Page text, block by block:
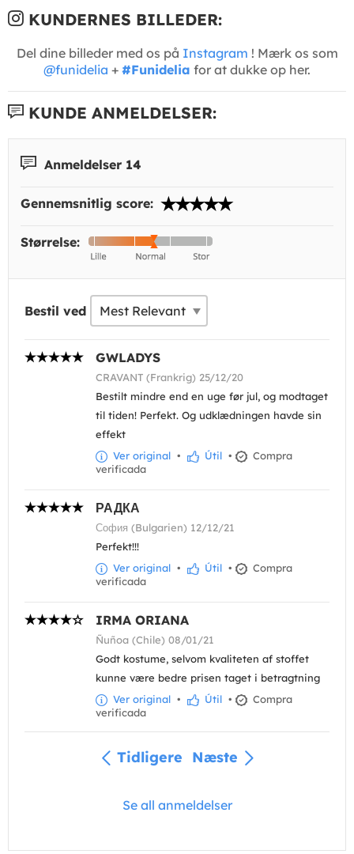
KUNDERNES BILLEDER:
Del dine billeder med os på Instagram ! Mærk os som
@funidelia + #Funidelia for at dukke op her.
KUNDE ANMELDELSER:
Anmeldelser 14
Gennemsnitlig score:
Størrelse:
Bestil ved
GWLADYS
CRAVANT (Frankrig) 25/12/20
Bestilt mindre end en uge før jul, og modtaget
til tiden! Perfekt. Og udklædningen havde sin
effekt
Ver original • Útil •
Compra
verificada
РАДКА
София (Bulgarien) 12/12/21
Perfekt!!!
Ver original • Útil •
Compra
verificada
IRMA ORIANA
Ñuñoa (Chile) 08/01/21
Godt kostume, selvom kvaliteten af stoffet
kunne være bedre prisen taget i betragtning
Ver original • Útil •
Compra
verificada
Tidligere Næste
Se all anmeldelser